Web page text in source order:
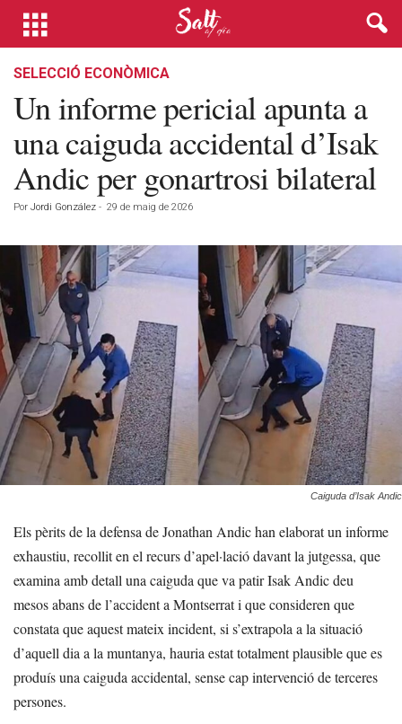
SELECCIÓ ECONÒMICA
Un informe pericial apunta a
una caiguda accidental d’Isak
Andic per gonartrosi bilateral
Por Jordi González - 29 de maig de 2026
Caiguda d’Isak Andic
Els pèrits de la defensa de Jonathan Andic han elaborat un informe
exhaustiu, recollit en el recurs d’apel·lació davant la jutgessa, que
examina amb detall una caiguda que va patir Isak Andic deu
mesos abans de l’accident a Montserrat i que consideren que
constata que aquest mateix incident, si s’extrapola a la situació
d’aquell dia a la muntanya, hauria estat totalment plausible que es
produís una caiguda accidental, sense cap intervenció de terceres
persones.